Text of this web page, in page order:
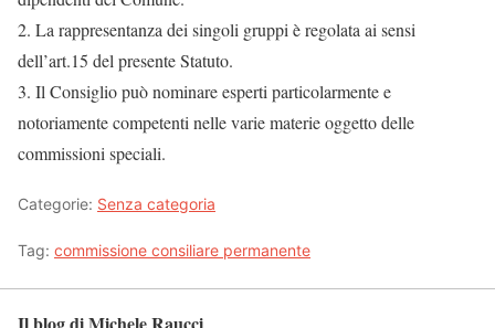
2. La rappresentanza dei singoli gruppi è regolata ai sensi
dell’art.15 del presente Statuto.
3. Il Consiglio può nominare esperti particolarmente e
notoriamente competenti nelle varie materie oggetto delle
commissioni speciali.
Categorie: Senza categoria
Tag: commissione consiliare permanente